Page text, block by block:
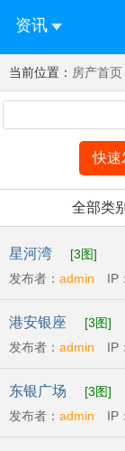
资讯
您好！欢迎来到
当前位置： 房产首页
快速
全部类别
星河湾
[3图]
发布者： admin IP：
04-09
港安银座
[3图]
发布者： admin IP：
04-14
东银广场
[3图]
发布者： admin IP：